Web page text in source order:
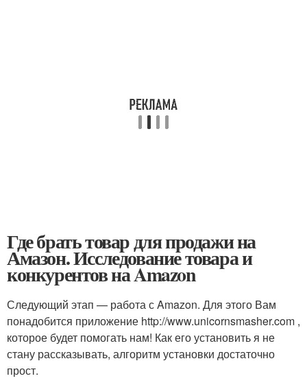
Где брать товар для продажи на
Амазон. Исследование товара и
конкурентов на Amazon
Следующий этап — работа с Amazon. Для этого Вам
понадобится приложение http://www.unicornsmasher.com ,
которое будет помогать нам! Как его установить я не
стану рассказывать, алгоритм установки достаточно
прост.